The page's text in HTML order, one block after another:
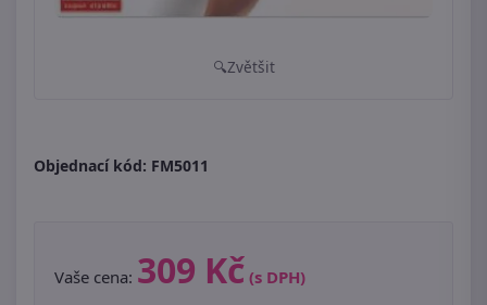
Zvětšit
Objednací kód: FM5011
Vaše cena: 309 Kč (s DPH)